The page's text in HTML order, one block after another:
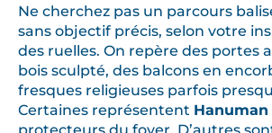
Ne cherchez pas un parcours
sans objectif précis, selon votre
des ruelles. On repère des portes
bois sculpté, des balcons en
fresques religieuses parfois
Certaines représentent Hanuman
protecteurs du foyer. D’autres